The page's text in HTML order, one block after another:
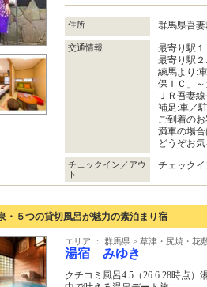
住所 群馬県吾妻
交通情報
最寄り駅
最寄り駅２
練馬より:
保ＩＣ」
ＪＲ吾妻
補足:車／
ご到着の
満車の場
どうぞお
チェックイン／アウ
ト
チェック
・５つの貸切風呂が魅力の素泊まり宿
エリア ： 群馬県 > 草津・尻焼・花
湯宿 みゆき
クチコミ風呂4.5（26.6.28時点）